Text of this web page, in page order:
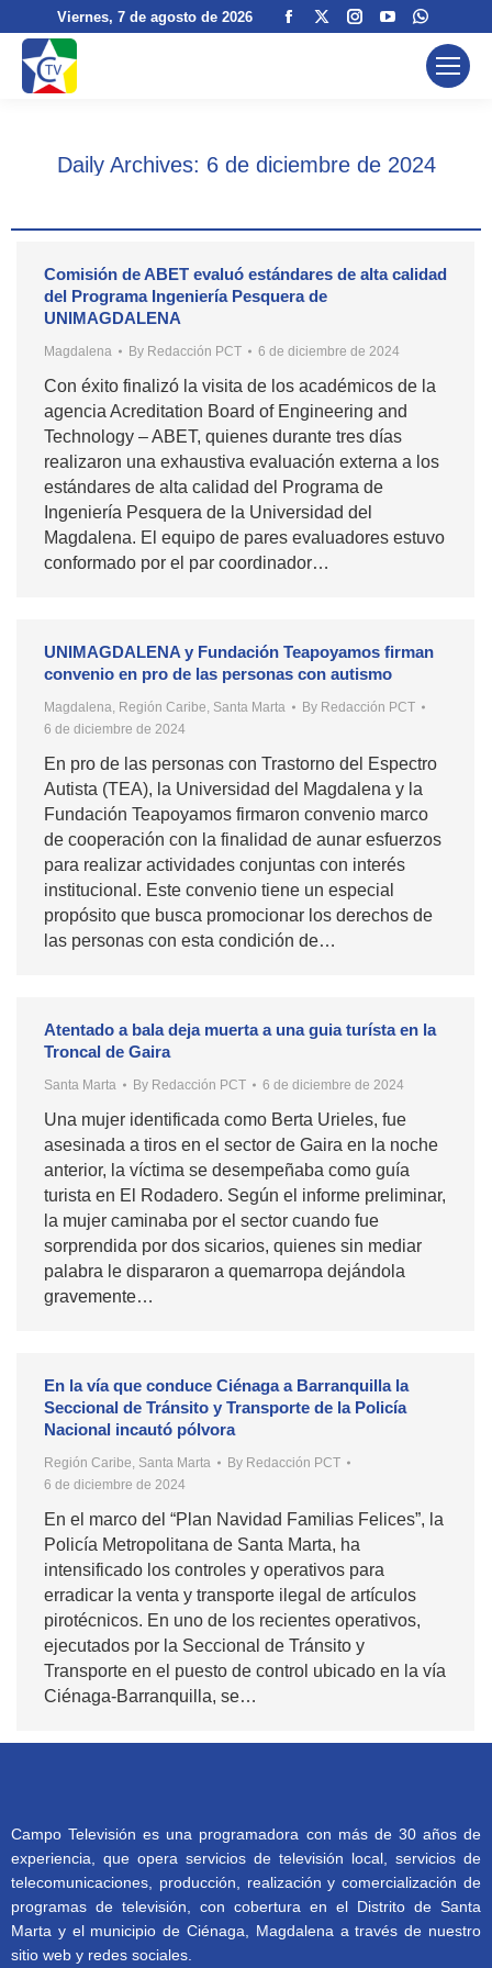
Viernes, 7 de agosto de 2026
Facebook
windowwindow
Instagram
window
YouTube
opens
window
page
opens
window
Daily Archives: 6 de diciembre de 2024
Comisión de ABET evaluó estándares de alta calidad
del Programa Ingeniería Pesquera de
UNIMAGDALENA
Magdalena By Redacción PCT 6 de diciembre de 2024
Con éxito finalizó la visita de los académicos de la
agencia Acreditation Board of Engineering and
Technology – ABET, quienes durante tres días
realizaron una exhaustiva evaluación externa a los
estándares de alta calidad del Programa de
Ingeniería Pesquera de la Universidad del
Magdalena. El equipo de pares evaluadores estuvo
conformado por el par coordinador…
UNIMAGDALENA y Fundación Teapoyamos firman
convenio en pro de las personas con autismo
Magdalena, Región Caribe, Santa Marta By Redacción PCT
6 de diciembre de 2024
En pro de las personas con Trastorno del Espectro
Autista (TEA), la Universidad del Magdalena y la
Fundación Teapoyamos firmaron convenio marco
de cooperación con la finalidad de aunar esfuerzos
para realizar actividades conjuntas con interés
institucional. Este convenio tiene un especial
propósito que busca promocionar los derechos de
las personas con esta condición de…
Atentado a bala deja muerta a una guia turísta en la
Troncal de Gaira
Santa Marta By Redacción PCT 6 de diciembre de 2024
Una mujer identificada como Berta Urieles, fue
asesinada a tiros en el sector de Gaira en la noche
anterior, la víctima se desempeñaba como guía
turista en El Rodadero. Según el informe preliminar,
la mujer caminaba por el sector cuando fue
sorprendida por dos sicarios, quienes sin mediar
palabra le dispararon a quemarropa dejándola
gravemente…
En la vía que conduce Ciénaga a Barranquilla la
Seccional de Tránsito y Transporte de la Policía
Nacional incautó pólvora
Región Caribe, Santa Marta By Redacción PCT
6 de diciembre de 2024
En el marco del “Plan Navidad Familias Felices”, la
Policía Metropolitana de Santa Marta, ha
intensificado los controles y operativos para
erradicar la venta y transporte ilegal de artículos
pirotécnicos. En uno de los recientes operativos,
ejecutados por la Seccional de Tránsito y
Transporte en el puesto de control ubicado en la vía
Ciénaga-Barranquilla, se…
Campo Televisión es una programadora con más de 30 años de
experiencia, que opera servicios de televisión local, servicios de
telecomunicaciones, producción, realización y comercialización de
programas de televisión, con cobertura en el Distrito de Santa
Marta y el municipio de Ciénaga, Magdalena a través de nuestro
sitio web y redes sociales.